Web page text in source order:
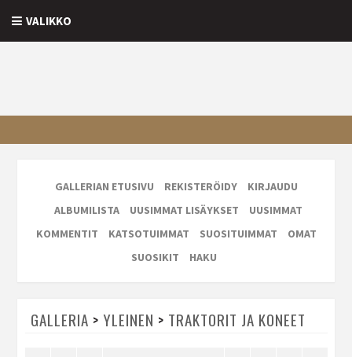
VALIKKO
GALLERIAN ETUSIVU REKISTERÖIDY
KIRJAUDU
ALBUMILISTA
UUSIMMAT LISÄYKSET
UUSIMMAT
KOMMENTIT
KATSOTUIMMAT SUOSITUIMMAT
OMAT
SUOSIKIT
HAKU
GALLERIA > YLEINEN > TRAKTORIT JA KONEET